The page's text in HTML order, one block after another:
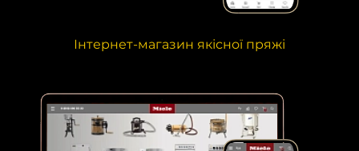
Інтернет-магазин якісної пряжі